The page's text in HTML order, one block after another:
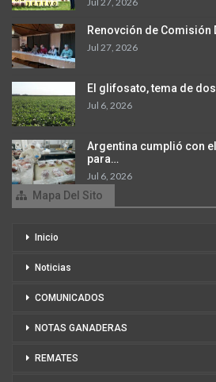
Renovción de Comisión
Jul 27, 2026
El glifosato, tema de
Jul 6, 2026
Argentina cumplió con
para…
Jul 6, 2026
Mapa Del Sito
Inicio
Noticias
COMUNICADOS
NOTAS GANADERAS
REMATES